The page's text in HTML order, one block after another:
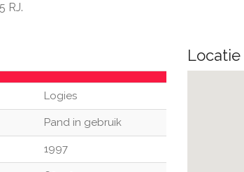
RJ.
Logies
Pand in gebruik
1997
Locatie